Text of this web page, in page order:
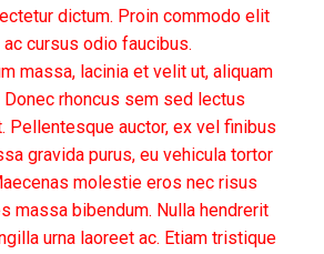
dictum. Proin commodo elit
cursus odio faucibus.
massa, lacinia et velit ut, aliquam
rhoncus sem sed lectus
Pellentesque auctor, ex vel finibus
gravida purus, eu vehicula tortor
molestie eros nec risus
massa bibendum. Nulla hendrerit
urna laoreet ac. Etiam tristique